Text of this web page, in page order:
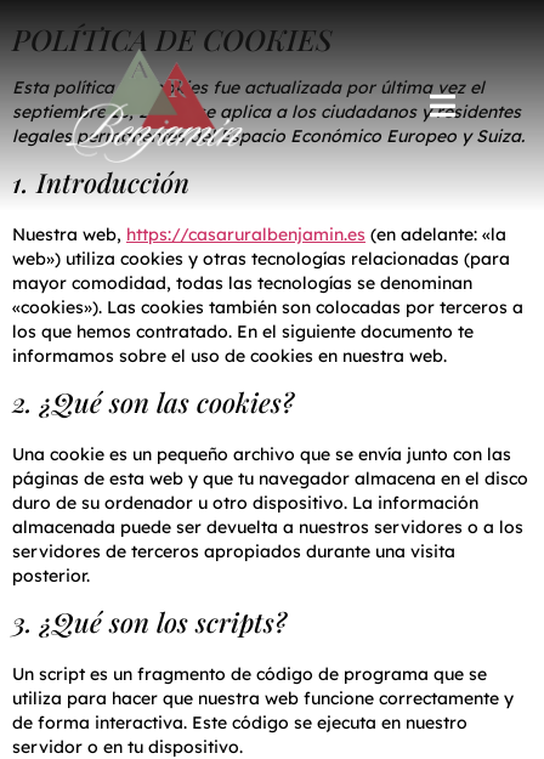
POLÍTICA DE COOKIES
Esta política de cookies fue actualizada por última vez el
septiembre 18, 2025 y se aplica a los ciudadanos y residentes
legales permanentes del Espacio Económico Europeo y Suiza.
1. Introducción
Nuestra web, https://casaruralbenjamin.es (en adelante: «la
web») utiliza cookies y otras tecnologías relacionadas (para
mayor comodidad, todas las tecnologías se denominan
«cookies»). Las cookies también son colocadas por terceros a
los que hemos contratado. En el siguiente documento te
informamos sobre el uso de cookies en nuestra web.
2. ¿Qué son las cookies?
Una cookie es un pequeño archivo que se envía junto con las
páginas de esta web y que tu navegador almacena en el disco
duro de su ordenador u otro dispositivo. La información
almacenada puede ser devuelta a nuestros servidores o a los
servidores de terceros apropiados durante una visita
posterior.
3. ¿Qué son los scripts?
Un script es un fragmento de código de programa que se
utiliza para hacer que nuestra web funcione correctamente y
de forma interactiva. Este código se ejecuta en nuestro
servidor o en tu dispositivo.